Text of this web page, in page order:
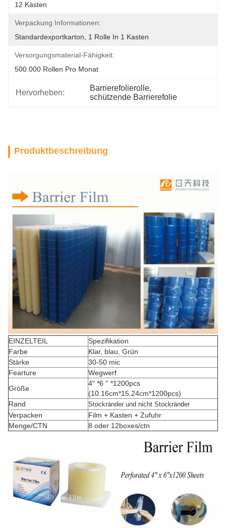
12 Kästen
Verpackung Informationen:
Standardexportkarton, 1 Rolle In 1 Kasten
Versorgungsmaterial-Fähigkeit:
500.000 Rollen Pro Monat
Hervorheben:
Barrierefolierolle,
schützende Barrierefolie
Produktbeschreibung
EINZELTEIL
Spezifikation
Farbe
Klar, blau, Grün
Stärke
30-50 mic
Fearture
Wegwerf
Größe
4" *6 '' *1200pcs
(10.16cm*15.24cm*1200pcs)
Rand
Stockränder und nicht Stockränder
Verpacken
Film + Kasten + Zufuhr
Menge/CTN
8 oder 12boxes/ctn